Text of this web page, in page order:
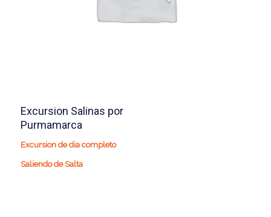
Excursion Salinas por
Purmamarca
Excursion de dia completo
Saliendo de Salta